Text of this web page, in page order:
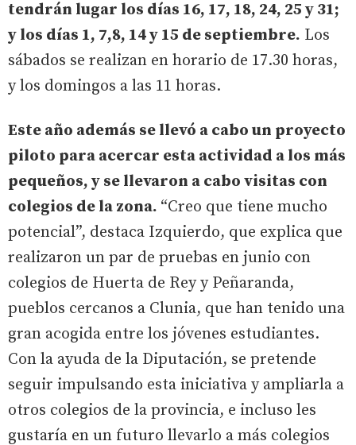
tendrán lugar los días 16, 17, 18, 24, 25 y 31;
y los días 1, 7,8, 14 y 15 de septiembre. Los
sábados se realizan en horario de 17.30 horas,
y los domingos a las 11 horas.
Este año además se llevó a cabo un proyecto
piloto para acercar esta actividad a los más
pequeños, y se llevaron a cabo visitas con
colegios de la zona. “Creo que tiene mucho
potencial”, destaca Izquierdo, que explica que
realizaron un par de pruebas en junio con
colegios de Huerta de Rey y Peñaranda,
pueblos cercanos a Clunia, que han tenido una
gran acogida entre los jóvenes estudiantes.
Con la ayuda de la Diputación, se pretende
seguir impulsando esta iniciativa y ampliarla a
otros colegios de la provincia, e incluso les
gustaría en un futuro llevarlo a más colegios